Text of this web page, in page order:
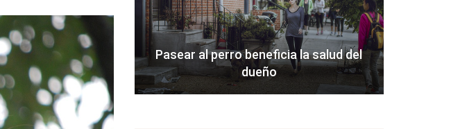
Pasear al perro beneficia la salud del
dueño